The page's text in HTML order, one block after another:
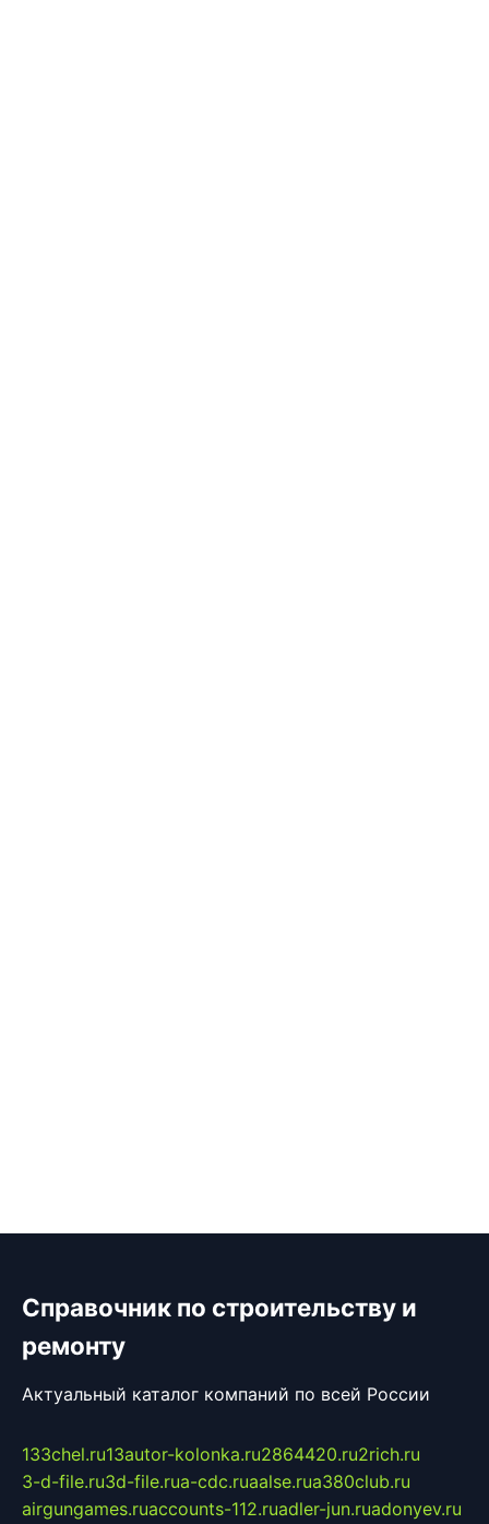
Справочник по строительству и
ремонту
Актуальный каталог компаний по всей России
133chel.ru13autor-kolonka.ru2864420.ru2rich.ru
3-d-file.ru3d-file.rua-cdc.ruaalse.rua380club.ru
airgungames.ruaccounts-112.ruadler-jun.ruadonyev.ru